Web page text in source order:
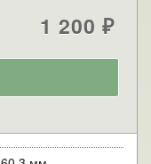
1 200 ₽